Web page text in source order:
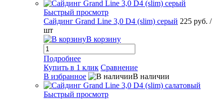
Быстрый просмотр
Сайдинг Grand Line 3,0 D4 (slim) серый 225 руб. /
шт
В корзину
Подробнее
Купить в 1 клик Сравнение
В избранное
В наличии
Быстрый просмотр